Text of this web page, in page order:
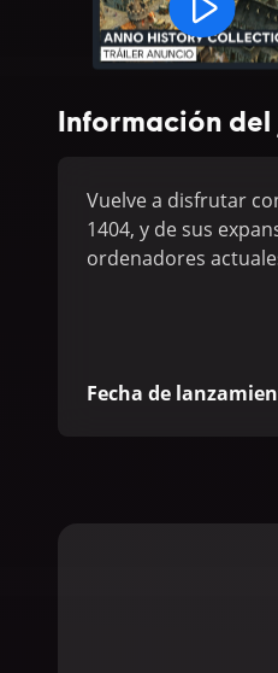
Información del
Vuelve a disfrutar
1404, y de sus
ordenadores
Fecha de